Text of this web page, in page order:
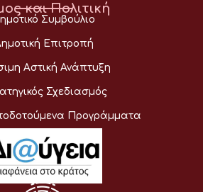
και Πολιτική
Συμβούλιο
Επιτροπή
Αστική Ανάπτυξη
Σχεδιασμός
Προγράμματα